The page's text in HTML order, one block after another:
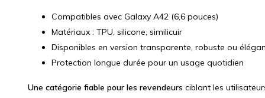
Compatibles avec Galaxy A42 (6,6 pouces)
Matériaux : TPU, silicone, similicuir
Disponibles en version transparente, robuste ou
Protection longue durée pour un usage quotidien
Une catégorie fiable pour les revendeurs ciblant les